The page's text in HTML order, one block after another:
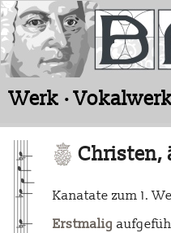
Werk ·
Christen,
Kanatate zum 1.
Erstmalig